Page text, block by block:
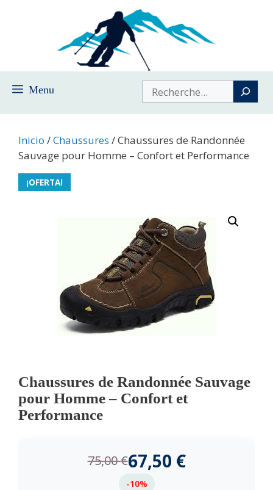
Menu Buscar
Inicio /Chaussures / Chaussures de Randonnée
Sauvage pour Homme – Confort et Performance
¡OFERTA!
Chaussures de Randonnée Sauvage
pour Homme – Confort et
Performance
75,00€67,50 €
-10%